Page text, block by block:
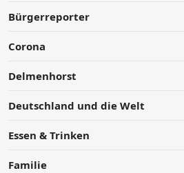
Bürgerreporter
Corona
Delmenhorst
Deutschland und die Welt
Essen & Trinken
Familie